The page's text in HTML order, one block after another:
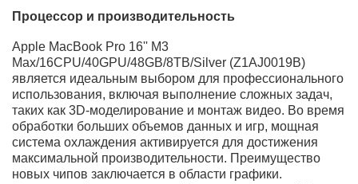
работы с графически ресурсоемкими приложениями и
Max/16CPU/40GPU/64GB/8TB/Silver (Z1AJ0019B)
идеально подходит для профессионалов и творческих
людей, которые хотят воплотить свои самые
амбициозные проекты. Приглашаем вас ознакомиться
с всеми преимуществами этой новой модели и
приобрести ее в нашем интернет-магазине.
Преимущества